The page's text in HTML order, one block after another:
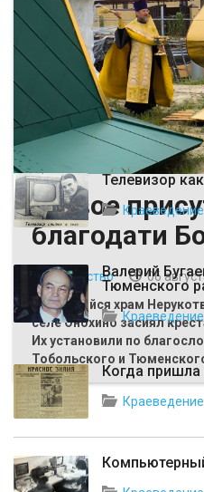
Живое
благодати
Общество
06
Строящийся храм
селе Онохино засиял
Их установили по
Тобольского и
ВЫБОР РЕДАКЦИИ
Телевизор
Краеведение
Валерий
Тюменского
Краеведение
Когда пришла
Краеведение